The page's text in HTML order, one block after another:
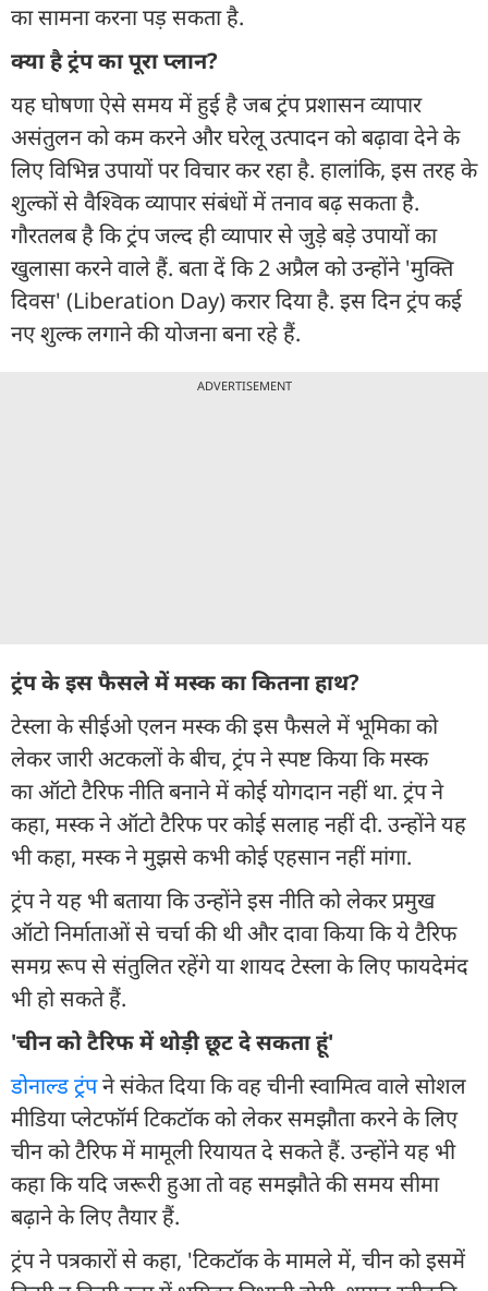
का सामना करना पड़ सकता है.
क्या है ट्रंप का पूरा प्लान?
यह घोषणा ऐसे समय में हुई है जब ट्रंप प्रशासन व्यापार
असंतुलन को कम करने और घरेलू उत्पादन को बढ़ावा देने के
लिए विभिन्न उपायों पर विचार कर रहा है. हालांकि, इस तरह के
शुल्कों से वैश्विक व्यापार संबंधों में तनाव बढ़ सकता है.
गौरतलब है कि ट्रंप जल्द ही व्यापार से जुड़े बड़े उपायों का
खुलासा करने वाले हैं. बता दें कि 2 अप्रैल को उन्होंने 'मुक्ति
दिवस' (Liberation Day) करार दिया है. इस दिन ट्रंप कई
नए शुल्क लगाने की योजना बना रहे हैं.
ADVERTISEMENT
ट्रंप के इस फैसले में मस्क का कितना हाथ?
टेस्ला के सीईओ एलन मस्क की इस फैसले में भूमिका को
लेकर जारी अटकलों के बीच, ट्रंप ने स्पष्ट किया कि मस्क
का ऑटो टैरिफ नीति बनाने में कोई योगदान नहीं था. ट्रंप ने
कहा, मस्क ने ऑटो टैरिफ पर कोई सलाह नहीं दी. उन्होंने यह
भी कहा, मस्क ने मुझसे कभी कोई एहसान नहीं मांगा.
ट्रंप ने यह भी बताया कि उन्होंने इस नीति को लेकर प्रमुख
ऑटो निर्माताओं से चर्चा की थी और दावा किया कि ये टैरिफ
समग्र रूप से संतुलित रहेंगे या शायद टेस्ला के लिए फायदेमंद
भी हो सकते हैं.
'चीन को टैरिफ में थोड़ी छूट दे सकता हूं'
डोनाल्ड ट्रंपने संकेत दिया कि वह चीनी स्वामित्व वाले सोशल
मीडिया प्लेटफॉर्म टिकटॉक को लेकर समझौता करने के लिए
चीन को टैरिफ में मामूली रियायत दे सकते हैं. उन्होंने यह भी
कहा कि यदि जरूरी हुआ तो वह समझौते की समय सीमा
बढ़ाने के लिए तैयार हैं.
ट्रंप ने पत्रकारों से कहा, 'टिकटॉक के मामले में, चीन को इसमें